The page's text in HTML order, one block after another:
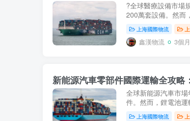
?全球醫療設備市場
200萬套設備。然而
上海國際物流
鑫漢物流 3個
新能源汽車零部件國際運輸全攻
全球新能源汽車市
件。然而，鋰電池
上海國際物流